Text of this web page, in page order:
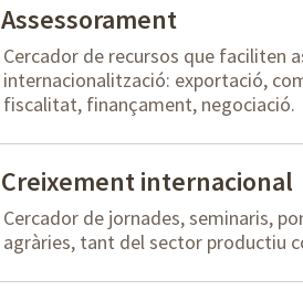
Assessorament
Cercador de recursos que faciliten
internacionalització: exportació,
fiscalitat, finançament, negociació.
Creixement internacional
Cercador de jornades, seminaris,
agràries, tant del sector productiu